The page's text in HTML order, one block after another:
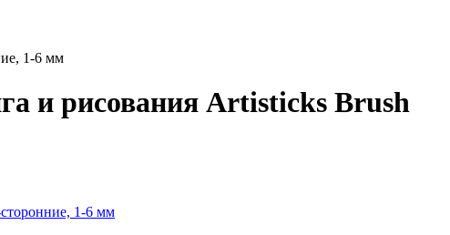
1-6 мм
и рисования Artisticks Brush